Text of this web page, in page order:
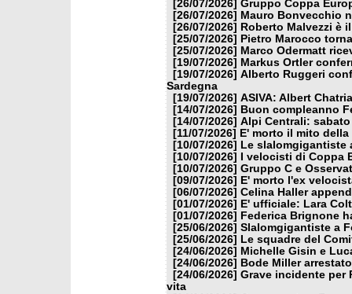
[26/07/2026] Gruppo Coppa
[26/07/2026] Mauro Bonvecchio
[26/07/2026]
Roberto Malvezzi è
[25/07/2026]
Pietro Marocco
[25/07/2026] Marco Odermatt
[19/07/2026] Markus Ortler
[19/07/2026] Alberto Ruggeri
Sardegna
[19/07/2026] ASIVA: Albert
[14/07/2026]
Buon compleanno
[14/07/2026] Alpi Centrali:
[11/07/2026]
E' morto il mito
[10/07/2026]
Le
[10/07/2026]
I velocisti di Coppa
[10/07/2026] Gruppo C e
[09/07/2026]
E' morto l'ex
[06/07/2026] Celina Haller
[01/07/2026]
E' ufficiale: Lara
[01/07/2026]
Federica Brignone
[25/06/2026] Slalomgigantiste a
[25/06/2026]
Le squadre del
[24/06/2026] Michelle Gisin e
[24/06/2026]
Bode Miller
[24/06/2026] Grave incidente per
vita